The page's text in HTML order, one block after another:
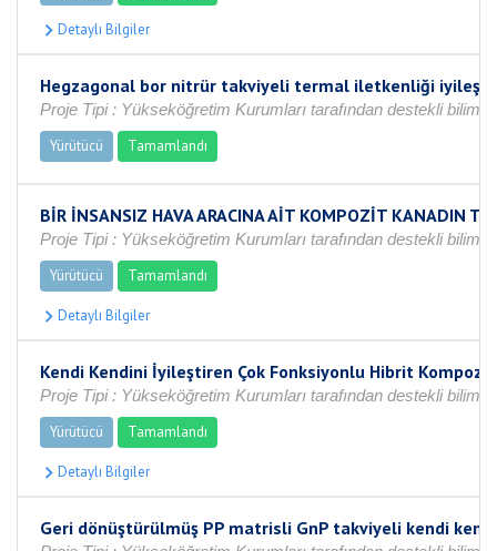
Hegzagonal bor nitrür takviyeli termal iletkenliği
Proje Tipi : Yükseköğretim Kurumları tarafından destekli
Yürütücü
Tamamlandı
BİR İNSANSIZ HAVA ARACINA AİT KOMPOZİT KANADIN
Proje Tipi : Yükseköğretim Kurumları tarafından destekli
Yürütücü
Tamamlandı
Kendi Kendini İyileştiren Çok Fonksiyonlu Hibrit
Proje Tipi : Yükseköğretim Kurumları tarafından destekli
Yürütücü
Tamamlandı
Geri dönüştürülmüş PP matrisli GnP takviyeli kendi